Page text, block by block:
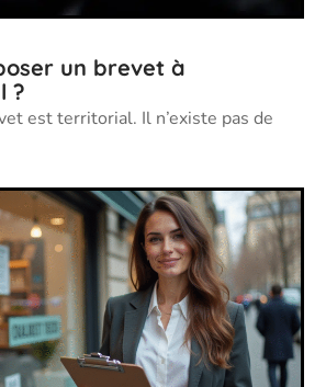
un brevet à
?
est territorial. Il n’existe pas de